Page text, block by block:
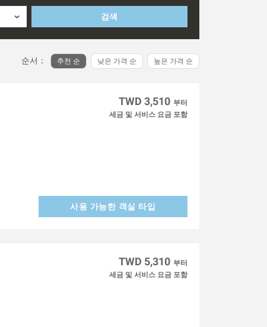
검색
순서： 추천 순 낮은 가격 순 높은 가격 순
TWD 3,510 부터
세금 및 서비스 요금 포함
사용 가능한 객실 타입
TWD 5,310 부터
세금 및 서비스 요금 포함